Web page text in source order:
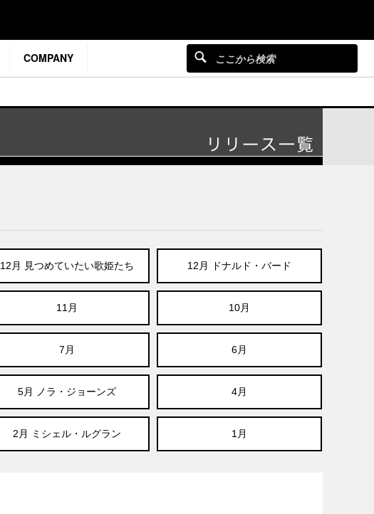
COMPANY
12月 見つめていたい歌姫たち 12月 ドナルド・バード
11月 10月
7月 6月
5月 ノラ・ジョーンズ 4月
2月 ミシェル・ルグラン 1月